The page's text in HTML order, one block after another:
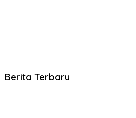
Berita Terbaru